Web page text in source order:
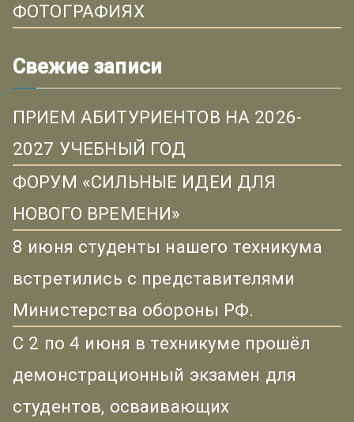
ФОТОГРАФИЯХ
Свежие записи
ПРИЕМ АБИТУРИЕНТОВ НА 2026-
2027 УЧЕБНЫЙ ГОД
ФОРУМ «СИЛЬНЫЕ ИДЕИ ДЛЯ
НОВОГО ВРЕМЕНИ»
8 июня студенты нашего техникума
встретились с представителями
Министерства обороны РФ.
С 2 по 4 июня в техникуме прошёл
демонстрационный экзамен для
студентов, осваивающих